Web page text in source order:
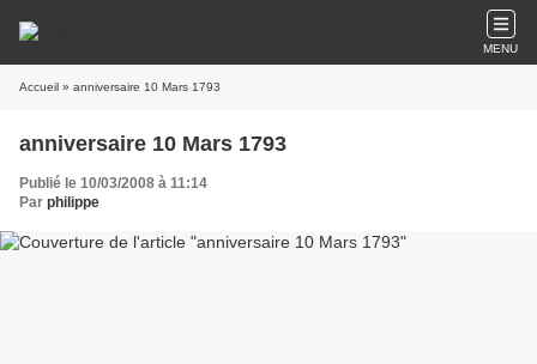
MENU
Accueil » anniversaire 10 Mars 1793
anniversaire 10 Mars 1793
Publié le 10/03/2008 à 11:14
Par philippe